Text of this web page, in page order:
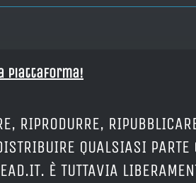
piattaforma!
RIPRODURRE,
QUALSIASI
È TUTTAVIA